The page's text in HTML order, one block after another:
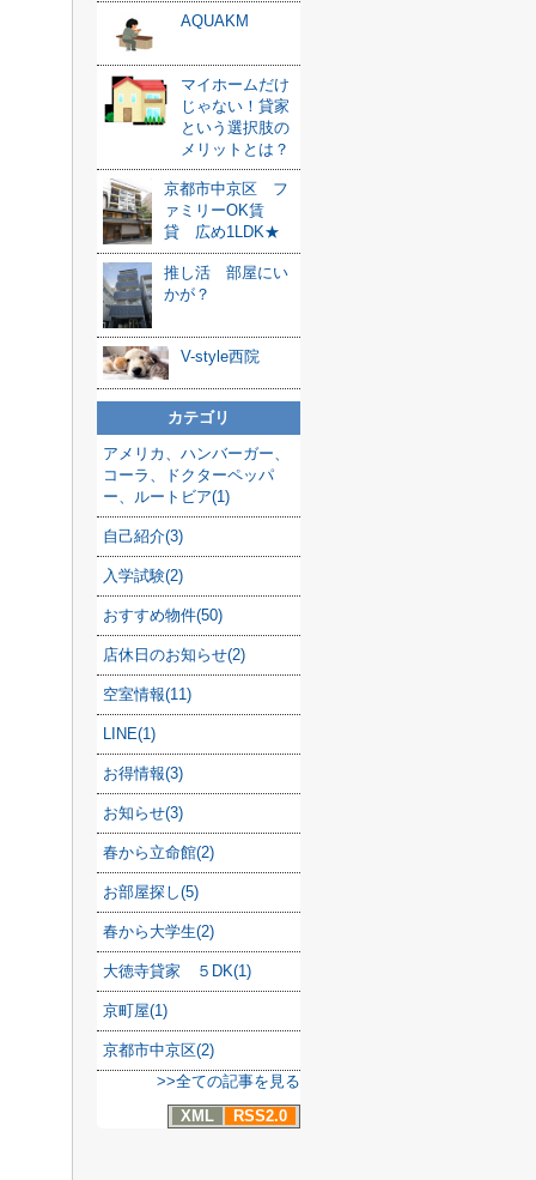
AQUAKM
マイホームだけ
じゃない！貸家
という選択肢の
メリットとは？
京都市中京区 フ
ァミリーOK賃
貸 広め1LDK★
推し活 部屋にい
かが？
V-style西院
カテゴリ
アメリカ、ハンバーガー、
コーラ、ドクターペッパ
ー、ルートビア(1)
自己紹介(3)
入学試験(2)
おすすめ物件(50)
店休日のお知らせ(2)
空室情報(11)
LINE(1)
お得情報(3)
お知らせ(3)
春から立命館(2)
お部屋探し(5)
春から大学生(2)
大徳寺貸家 ５DK(1)
京町屋(1)
京都市中京区(2)
>>全ての記事を見る
XML
RSS2.0